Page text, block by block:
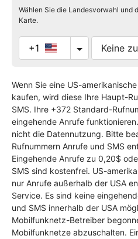
Wählen Sie die Landesvorwahl und
Karte.
+1
Wenn Sie eine US-
kaufen, wird diese Ihre Haupt-
SMS. Ihre +372 Standard-
eingehende Anrufe
nicht die Datennutzung. Bitte
Rufnummern Anrufe und SMS
Eingehende Anrufe zu 0,20$
SMS sind kostenfrei. US-
nur Anrufe außerhalb der USA
Service. Es sind keine
und SMS innerhalb der USA
Mobilfunknetz-Betreiber
Mobilfunknetze abzuschalten.